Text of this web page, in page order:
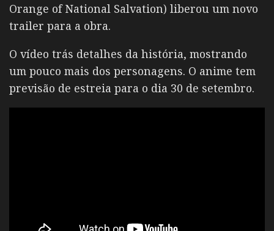
Orange of National Salvation) liberou um novo
trailer para a obra.
O vídeo trás detalhes da história, mostrando
um pouco mais dos personagens. O anime tem
previsão de estreia para o dia 30 de setembro.